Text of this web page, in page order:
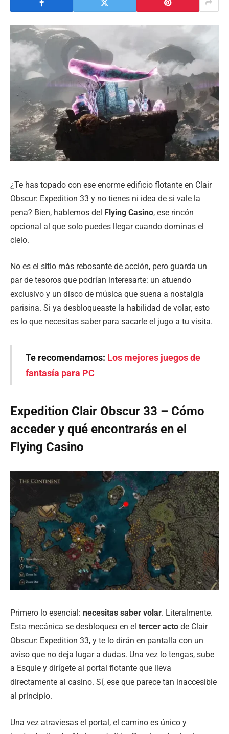
¿Te has topado con ese enorme edificio flotante en Clair
Obscur: Expedition 33 y no tienes ni idea de si vale la
pena? Bien, hablemos del Flying Casino, ese rincón
opcional al que solo puedes llegar cuando dominas el
cielo.
No es el sitio más rebosante de acción, pero guarda un
par de tesoros que podrían interesarte: un atuendo
exclusivo y un disco de música que suena a nostalgia
parisina. Si ya desbloqueaste la habilidad de volar, esto
es lo que necesitas saber para sacarle el jugo a tu visita.
Te recomendamos: Los mejores juegos de
fantasía para PC
Expedition Clair Obscur 33 – Cómo
acceder y qué encontrarás en el
Flying Casino
Primero lo esencial: necesitas saber volar. Literalmente.
Esta mecánica se desbloquea en el tercer acto de Clair
Obscur: Expedition 33, y te lo dirán en pantalla con un
aviso que no deja lugar a dudas. Una vez lo tengas, sube
a Esquie y dirígete al portal flotante que lleva
directamente al casino. Sí, ese que parece tan inaccesible
al principio.
Una vez atraviesas el portal, el camino es único y